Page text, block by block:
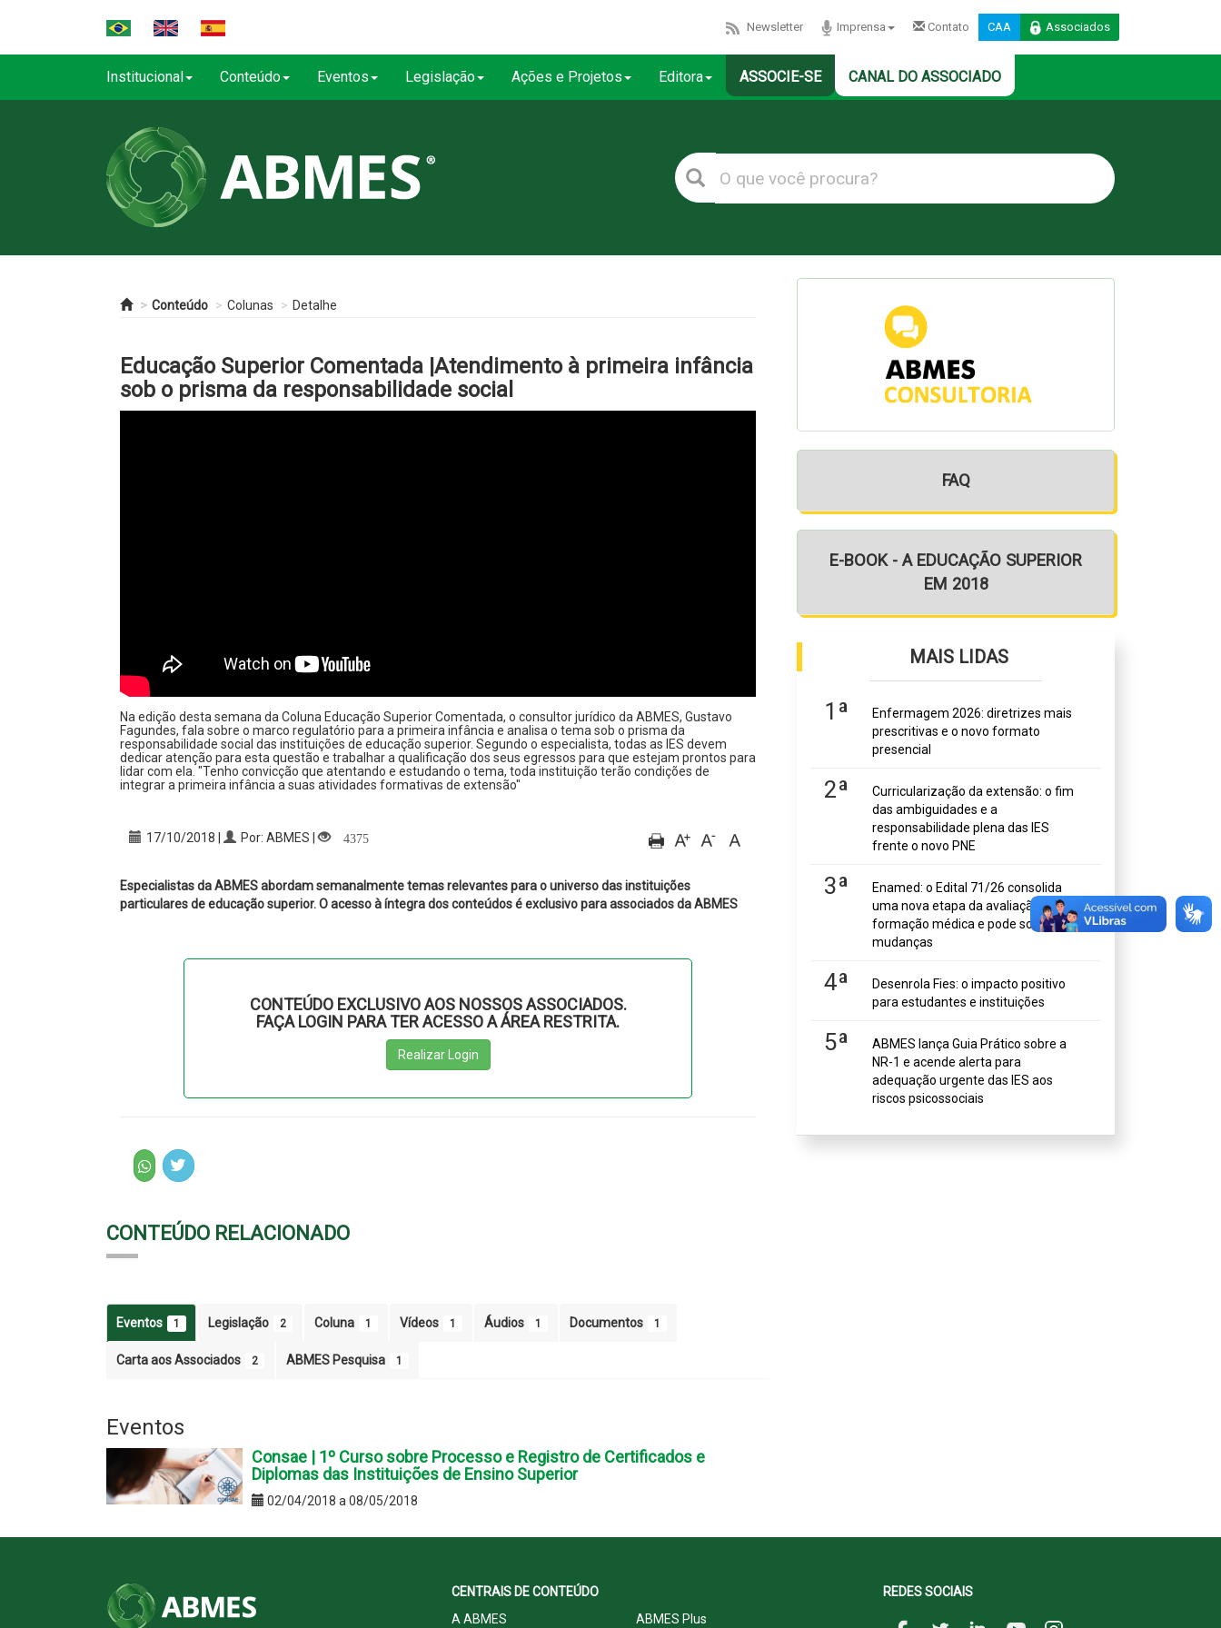
Newsletter Imprensa Contato CAA Associados
Institucional Conteúdo Eventos Legislação Ações e Projetos Editora ASSOCIE-SE CANAL DO ASSOCIADO
Conteúdo Colunas Detalhe
Educação Superior Comentada |Atendimento à primeira infância
sob o prisma da responsabilidade social
Na edição desta semana da Coluna Educação Superior Comentada, o consultor jurídico da ABMES, Gustavo
Fagundes, fala sobre o marco regulatório para a primeira infância e analisa o tema sob o prisma da
responsabilidade social das instituições de educação superior. Segundo o especialista, todas as IES devem
dedicar atenção para esta questão e trabalhar a qualificação dos seus egressos para que estejam prontos para
lidar com ela. "Tenho convicção que atentando e estudando o tema, toda instituição terão condições de
integrar a primeira infância a suas atividades formativas de extensão"
17/10/2018 | Por: ABMES | 4375
Especialistas da ABMES abordam semanalmente temas relevantes para o universo das instituições
particulares de educação superior. O acesso à íntegra dos conteúdos é exclusivo para associados da ABMES
CONTEÚDO EXCLUSIVO AOS NOSSOS ASSOCIADOS.
FAÇA LOGIN PARA TER ACESSO A ÁREA RESTRITA.
Realizar Login
CONTEÚDO RELACIONADO
Eventos 1 Legislação 2 Coluna 1 Vídeos 1 Áudios 1 Documentos 1
Carta aos Associados 2 ABMES Pesquisa 1
Eventos
Consae | 1º Curso sobre Processo e Registro de Certificados e
Diplomas das Instituições de Ensino Superior
02/04/2018 a 08/05/2018
FAQ
E-BOOK - A EDUCAÇÃO SUPERIOR
EM 2018
MAIS LIDAS
1ª
Enfermagem 2026: diretrizes mais
prescritivas e o novo formato
presencial
2ª
Curricularização da extensão: o fim
das ambiguidades e a
responsabilidade plena das IES
frente o novo PNE
3ª
Enamed: o Edital 71/26 consolida
uma nova etapa da avaliação da
formação médica e pode sofrer
mudanças
4ª
Desenrola Fies: o impacto positivo
para estudantes e instituições
5ª
ABMES lança Guia Prático sobre a
NR-1 e acende alerta para
adequação urgente das IES aos
riscos psicossociais
CENTRAIS DE CONTEÚDO
A ABMES
ABMES Plus
REDES SOCIAIS